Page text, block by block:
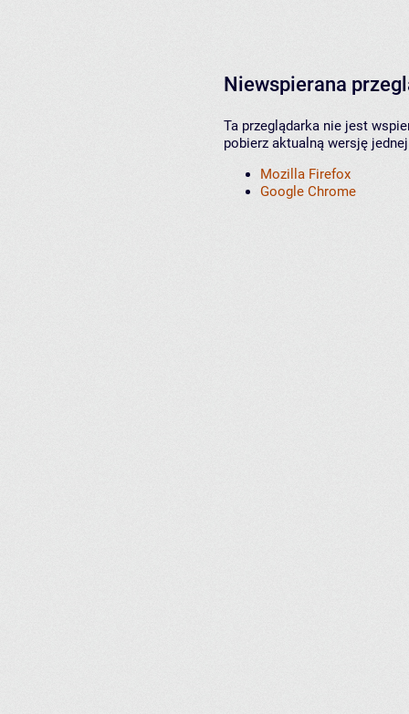
Niewspierana
Ta przeglądarka nie jest
pobierz aktualną wersję
Mozilla Firefox
Google Chrome